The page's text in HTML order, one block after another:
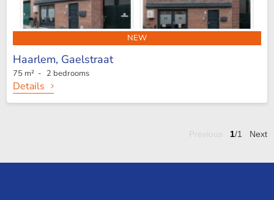
NEW
Haarlem, Gaelstraat
75 m² - 2 bedrooms
Details
1/1 Next